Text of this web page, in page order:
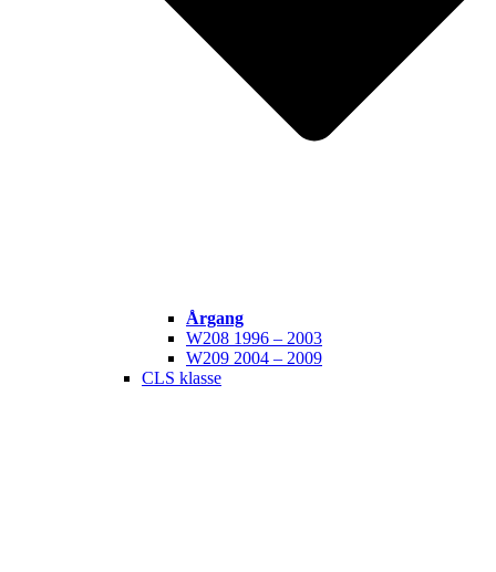
Årgang
W208 1996 – 2003
W209 2004 – 2009
CLS klasse